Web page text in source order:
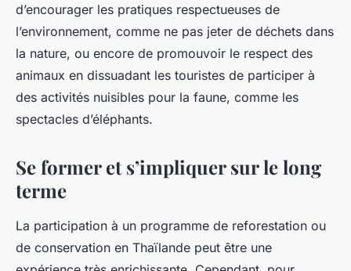
d’encourager les pratiques respectueuses de
l’environnement, comme ne pas jeter de déchets dans
la nature, ou encore de promouvoir le respect des
animaux en dissuadant les touristes de participer à
des activités nuisibles pour la faune, comme les
spectacles d’éléphants.
Se former et s’impliquer sur le long
terme
La participation à un programme de reforestation ou
de conservation en Thaïlande peut être une